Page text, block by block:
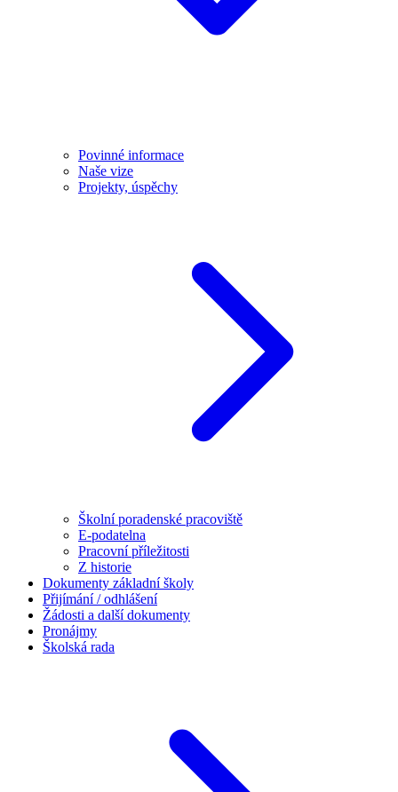
Povinné informace
Naše vize
Projekty, úspěchy
Školní poradenské pracoviště
E-podatelna
Pracovní příležitosti
Z historie
Dokumenty základní školy
Přijímání / odhlášení
Žádosti a další dokumenty
Pronájmy
Školská rada